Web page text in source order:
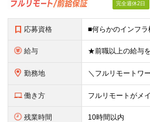
完全週休2日
応募資格
給与
勤務地
働き方 フルリモートがメ
残業時間 10時間以内